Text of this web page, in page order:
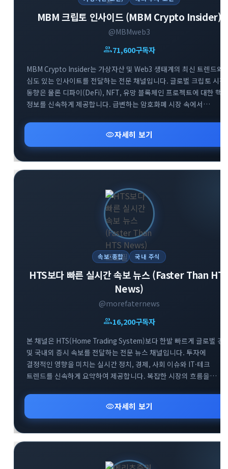
MBM 크립토 인사이드 (MBM Crypto Insider)
@MBMweb3
group71,600구독자
MBM Crypto Insider는 가상자산 및 Web3 생태계의 최신 트렌드와
심도 있는 인사이트를 전달하는 전문 채널입니다. 글로벌 크립토 시장
동향은 물론 디파이(DeFi), NFT, 유망 블록체인 프로젝트에 대한 핵심
정보를 신속하게 제공합니다. 급변하는 암호화폐 시장 속에서
데이터를 공유합니다. Web3 흐름을 가장 빠르게 파악하고 성공적인
투자 전략을 세우고 싶다면 MBM 채널과 함께하세요.
visibility자세히 보기
속보·종합 국내 주식
HTS보다 빠른 실시간 속보 뉴스 (Faster Than
News)
@morefaternews
group16,200구독자
본 채널은 HTS(Home Trading System)보다 한발 빠르게 글로벌 경
및 국내외 증시 속보를 전달하는 전문 뉴스 채널입니다. 투자에
결정적인 영향을 미치는 실시간 정치, 경제, 사회 이슈와 IT·테크
트렌드를 신속하게 요약하여 제공합니다. 복잡한 시장의 흐름을
빠르고 정확한 정보를 엄선하여 공유합니다. 급변하는 시장 속에서
최고의 정보 경쟁력을 확보해 보세요.
visibility자세히 보기